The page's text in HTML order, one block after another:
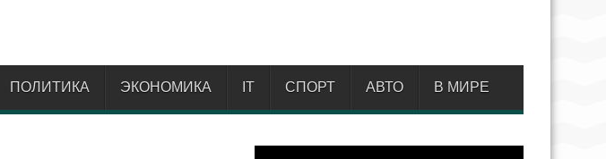
ПОЛИТИКА ЭКОНОМИКА IT СПОРТ АВТО В МИРЕ